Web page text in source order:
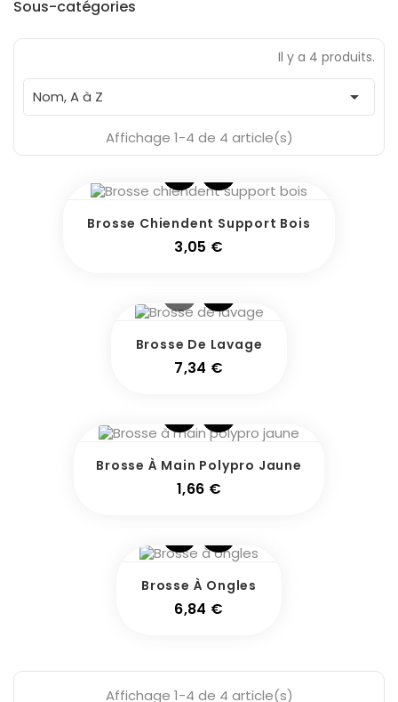
En Stock
Sous-catégories
Il y a 4 produits.
Nom, A à Z 
Affichage 1-4 de 4 article(s)
Brosse Chiendent Support Bois
3,05 €
Brosse De Lavage
7,34 €
Brosse À Main Polypro Jaune
1,66 €
Brosse À Ongles
6,84 €
Affichage 1-4 de 4 article(s)